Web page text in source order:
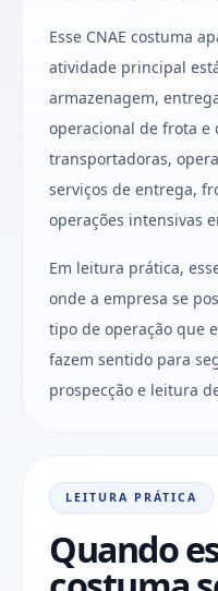
Esse CNAE costuma
atividade principal
armazenagem,
operacional de frota e
transportadoras,
serviços de entrega,
operações intensivas
Em leitura prática,
onde a empresa se
tipo de operação que
fazem sentido para
prospecção e leitura
LEITURA PRÁTICA
Quando